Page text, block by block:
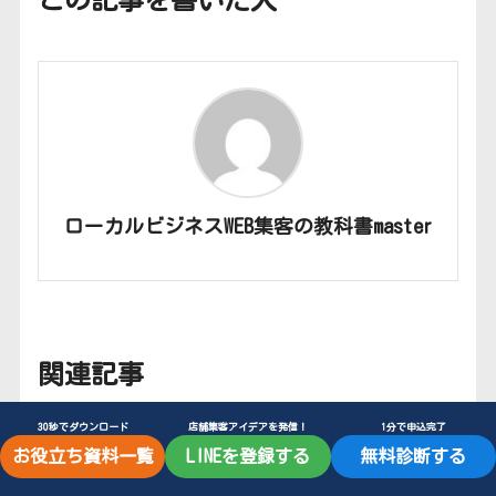
30秒でダウンロード
お役立ち資料一覧
店舗集客アイデアを発信！
LINEを登録する
1分で申込完了
無料診断する
ローカルビジネスWEB集客の教科書master
関連記事